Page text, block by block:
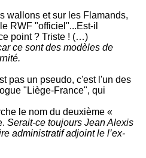
wallons et sur les Flamands,
RWF "officiel"...Est-il
point ? Triste ! (…)
ce sont des modèles de
pas un pseudo, c'est l'un des
"Liège-France", qui
le nom du deuxième «
Serait-ce toujours Jean Alexis
administratif adjoint le l’ex-